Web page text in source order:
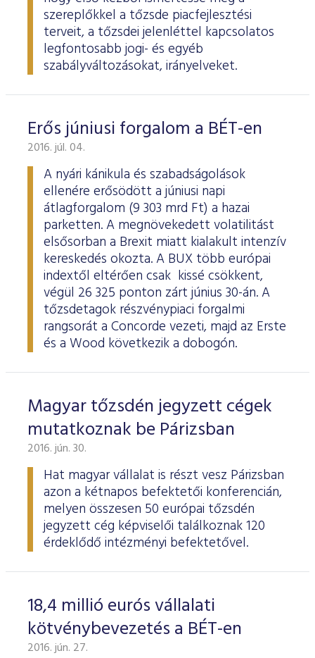
szereplőkkel a tőzsde piacfejlesztési
terveit, a tőzsdei jelenléttel kapcsolatos
legfontosabb jogi- és egyéb
szabályváltozásokat, irányelveket.
Erős júniusi forgalom a BÉT-en
2016. júl. 04.
A nyári kánikula és szabadságolások
ellenére erősödött a júniusi napi
átlagforgalom (9 303 mrd Ft) a hazai
parketten. A megnövekedett volatilitást
elsősorban a Brexit miatt kialakult intenzív
kereskedés okozta. A BUX több európai
indextől eltérően csak kissé csökkent,
végül 26 325 ponton zárt június 30-án. A
tőzsdetagok részvénypiaci forgalmi
rangsorát a Concorde vezeti, majd az Erste
és a Wood következik a dobogón.
Magyar tőzsdén jegyzett cégek
mutatkoznak be Párizsban
2016. jún. 30.
Hat magyar vállalat is részt vesz Párizsban
azon a kétnapos befektetői konferencián,
melyen összesen 50 európai tőzsdén
jegyzett cég képviselői találkoznak 120
érdeklődő intézményi befektetővel.
18,4 millió eurós vállalati
kötvénybevezetés a BÉT-en
2016. jún. 27.